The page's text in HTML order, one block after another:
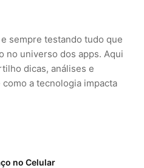
sempre testando tudo que
no universo dos apps. Aqui
dicas, análises e
a tecnologia impacta
no Celular